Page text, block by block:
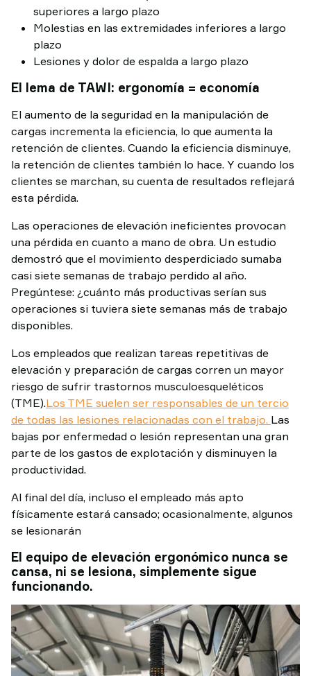
superiores a largo plazo
Molestias en las extremidades inferiores a largo
plazo
Lesiones y dolor de espalda a largo plazo
El lema de TAWI: ergonomía = economía
El aumento de la seguridad en la manipulación de
cargas incrementa la eficiencia, lo que aumenta la
retención de clientes. Cuando la eficiencia disminuye,
la retención de clientes también lo hace. Y cuando los
clientes se marchan, su cuenta de resultados reflejará
esta pérdida.
Las operaciones de elevación ineficientes provocan
una pérdida en cuanto a mano de obra. Un estudio
demostró que el movimiento desperdiciado sumaba
casi siete semanas de trabajo perdido al año.
Pregúntese: ¿cuánto más productivas serían sus
operaciones si tuviera siete semanas más de trabajo
disponibles.
Los empleados que realizan tareas repetitivas de
elevación y preparación de cargas corren un mayor
riesgo de sufrir trastornos musculoesqueléticos
(TME).Los TME suelen ser responsables de un tercio
de todas las lesiones relacionadas con el trabajo. Las
bajas por enfermedad o lesión representan una gran
parte de los gastos de explotación y disminuyen la
productividad.
Al final del día, incluso el empleado más apto
físicamente estará cansado; ocasionalmente, algunos
se lesionarán
El equipo de elevación ergonómico nunca se
cansa, ni se lesiona, simplemente sigue
funcionando.